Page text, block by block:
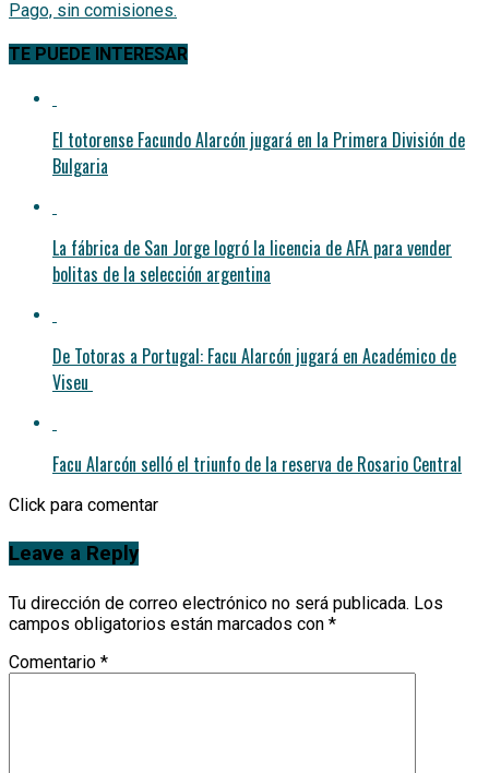
TE PUEDE INTERESAR
El totorense Facundo Alarcón jugará en la Primera División de
Bulgaria
La fábrica de San Jorge logró la licencia de AFA para vender
bolitas de la selección argentina
De Totoras a Portugal: Facu Alarcón jugará en Académico de
Viseu
Facu Alarcón selló el triunfo de la reserva de Rosario Central
Click para comentar
Leave a Reply
Tu dirección de correo electrónico no será publicada. Los
campos obligatorios están marcados con *
Comentario *